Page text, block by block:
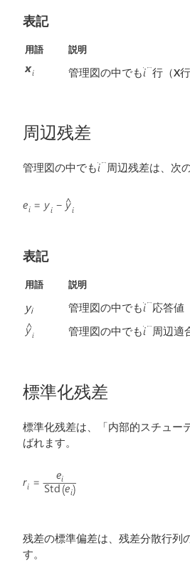
表記
用語 説明
管理図の中でも 行（X
周辺残差
管理図の中でも 周辺残差は、次
表記
用語 説明
yi 管理図の中でも
応答値
管理図の中でも
周辺適
標準化残差
標準化残差は、「内部的スチュー
ばれます。
残差の標準偏差は、残差分散行列
す。